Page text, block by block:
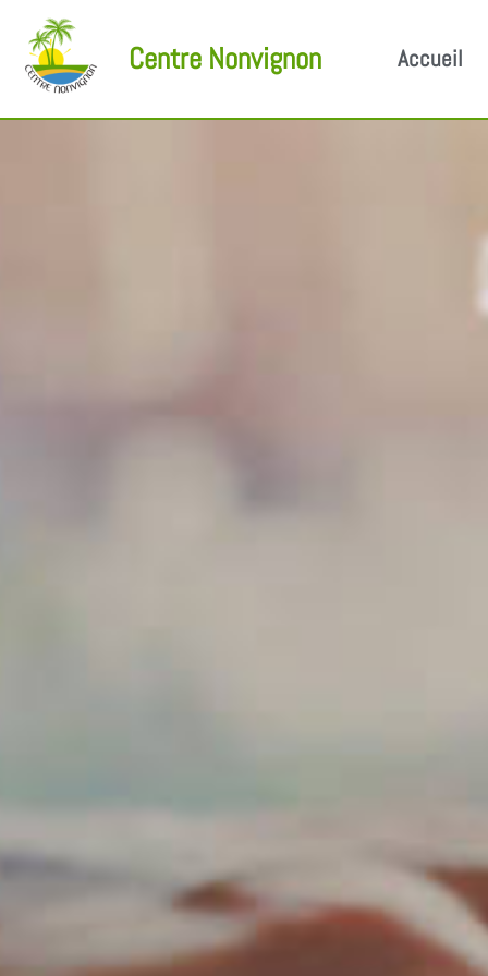
Centre Nonvignon Accueil